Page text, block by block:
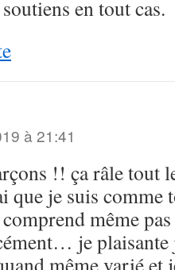
en tout cas.
à 21:41
!! ça râle tout
que je suis
même
je
même varié et